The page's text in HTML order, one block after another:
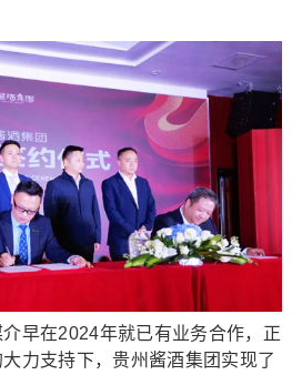
在2024年就已有业务合作，正
力支持下，贵州酱酒集团实现了